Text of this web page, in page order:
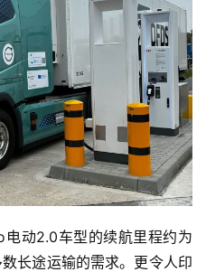
动2.0车型的续航里程约为
长途运输的需求。更令人印